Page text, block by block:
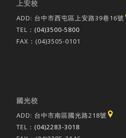
上安校
ADD: 台中市西屯區上安路39巷16號
TEL： (04)3500-5800
FAX：(04)3505-0101
國光校
ADD: 台中市南區國光路218號
TEL： (04)2283-3018